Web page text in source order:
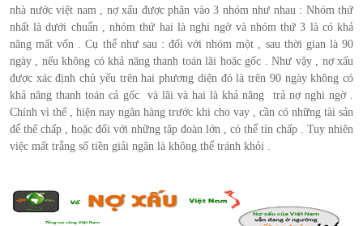
nhà nước việt nam , nợ xấu được phân vào 3 nhóm như nhau : Nhóm thứ
nhất là dưới chuẩn , nhóm thứ hai là nghi ngờ và nhóm thứ 3 là có khả
năng mất vốn . Cụ thể như sau : đối với nhóm một , sau thời gian là 90
ngày , nếu không có khả năng thanh toán lãi hoặc gốc . Như vậy , nợ xấu
được xác định chủ yếu trên hai phương diện đó là trên 90 ngày không có
khả năng thanh toán cả gốc và lãi và hai là khả năng trả nợ nghi ngờ .
Chính vì thế , hiện nay ngân hàng trước khi cho vay , cần có những tài sản
để thế chấp , hoặc đối với những tập đoàn lớn , có thể tín chấp . Tuy nhiên
việc mất trắng số tiền giải ngân là không thể tránh khỏi .